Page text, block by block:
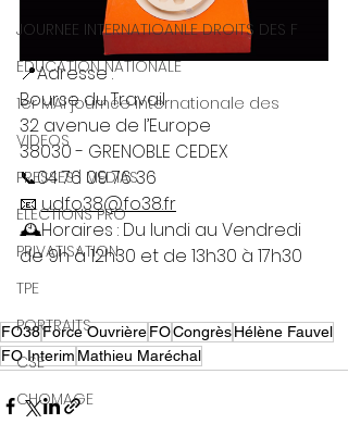
JOURNEE INTERNATIOANLE DROITS DES F
EDUCATION NATIONALE
1er MAI journée internationale des
VIDEOS
PRESSES | MEDIAS
ELECTIONS PRO
PRIVATISATION
TPE
PORTRAITS
CSE
CHOMAGE
📍Adresse :
Bourse du Travail
32 avenue de l’Europe
38030 - GRENOBLE CEDEX
📞04 76 09 76 36
📧 udfo38@fo38.fr
🕰️Horaires : Du lundi au Vendredi
de 9h à 12h30 et de 13h30 à 17h30
FO38Force OuvrièreFOCongrèsHélène Fauvel
FO Interim Mathieu Maréchal